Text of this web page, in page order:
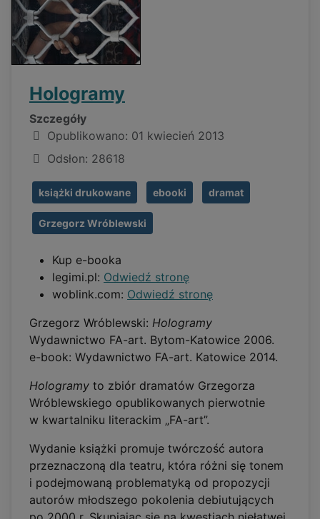
Hologramy
Szczegóły
Opublikowano: 01 kwiecień 2013
Odsłon: 28618
książki drukowane ebooki dramat
Grzegorz Wróblewski
Kup e-booka
legimi.pl: Odwiedź stronę
woblink.com: Odwiedź stronę
Grzegorz Wróblewski: Hologramy
Wydawnictwo FA-art. Bytom-Katowice 2006.
e-book: Wydawnictwo FA-art. Katowice 2014.
Hologramy to zbiór dramatów Grzegorza
Wróblewskiego opublikowanych pierwotnie
w kwartalniku literackim „FA-art”.
Wydanie książki promuje twórczość autora
przeznaczoną dla teatru, która różni się tonem
i podejmowaną problematyką od propozycji
autorów młodszego pokolenia debiutujących